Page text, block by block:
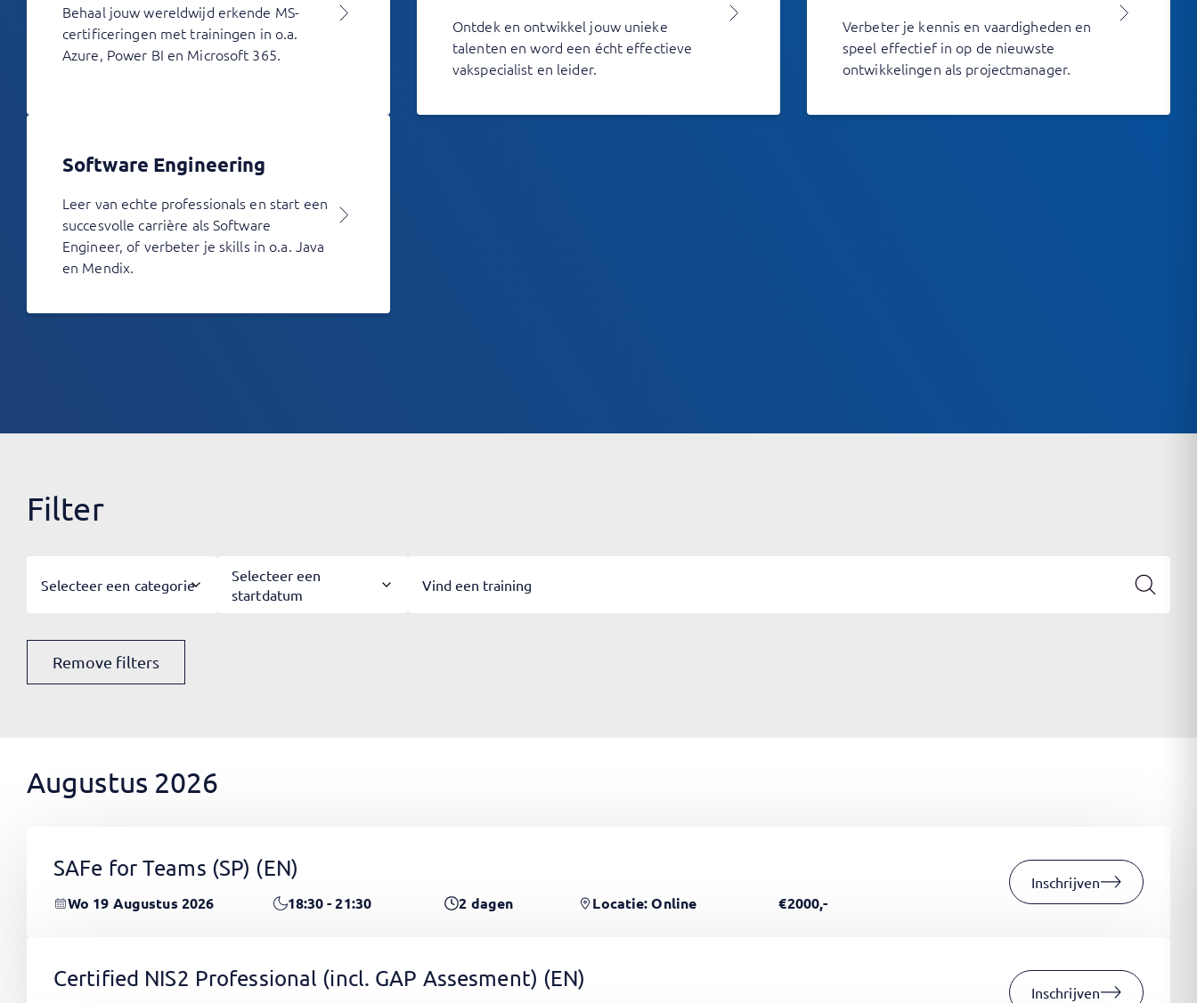
Behaal jouw wereldwijd erkende MS-
certificeringen met trainingen in o.a.
Azure, Power BI en Microsoft 365.
Ontdek en ontwikkel jouw unieke
talenten en word een écht effectieve
vakspecialist en leider.
Verbeter je kennis en vaardigheden en
speel effectief in op de nieuwste
ontwikkelingen als projectmanager.
Software Engineering
Leer van echte professionals en start een
succesvolle carrière als Software
Engineer, of verbeter je skills in o.a. Java
en Mendix.
Filter
Selecteer een categorie
Selecteer een
startdatum
Remove filters
Augustus 2026
SAFe for Teams (SP) (EN)
Wo 19 Augustus 2026 18:30 - 21:30 2 dagen Locatie: Online €2000,-
Inschrijven
Certified NIS2 Professional (incl. GAP Assesment) (EN)
Inschrijven